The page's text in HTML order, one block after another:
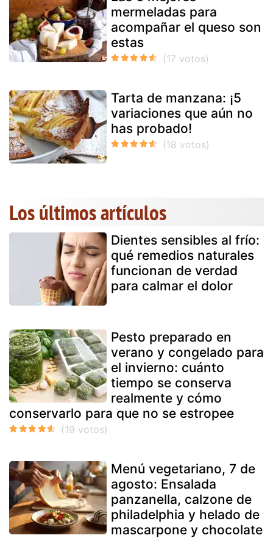
mermeladas para
acompañar el queso son
estas
Tarta de manzana: ¡5
variaciones que aún no
has probado!
Los últimos artículos
Dientes sensibles al frío:
qué remedios naturales
funcionan de verdad
para calmar el dolor
Pesto preparado en
verano y congelado para
el invierno: cuánto
tiempo se conserva
realmente y cómo
conservarlo para que no se estropee
Menú vegetariano, 7 de
agosto: Ensalada
panzanella, calzone de
philadelphia y helado de
mascarpone y chocolate